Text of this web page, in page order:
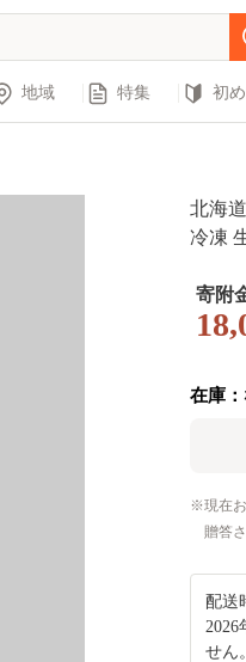
地域 特集 初
北海
冷凍
身 ホ
て 帆
タテ
寄附
在庫
現在
贈答
配送
せん。